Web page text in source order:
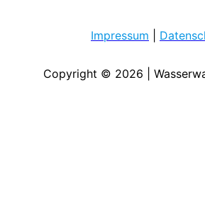
Impressum
Copyright © 2026 |